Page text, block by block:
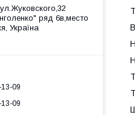
ряд 6в,место
Україна
09
09